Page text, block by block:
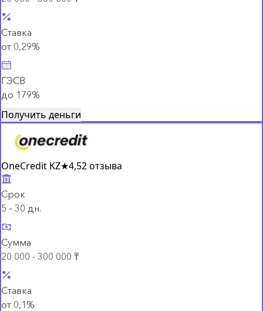
Ставка
от 0,29%
ГЭСВ
до 179%
Получить деньги
OneCredit KZ★4,52 отзыва
Срок
5 – 30 дн.
Сумма
20 000 - 300 000 ₸
Ставка
от 0,1%